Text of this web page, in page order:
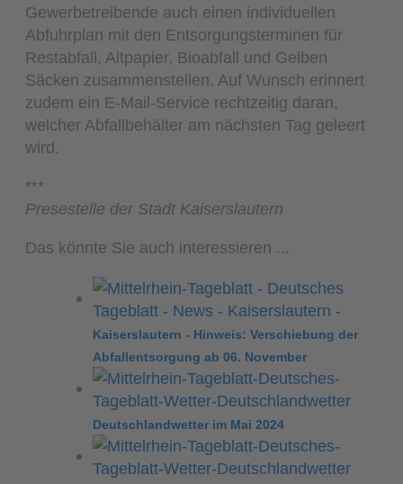
Gewerbetreibende auch einen individuellen
Abfuhrplan mit den Entsorgungsterminen für
Restabfall, Altpapier, Bioabfall und Gelben
Säcken zusammenstellen. Auf Wunsch erinnert
zudem ein E-Mail-Service rechtzeitig daran,
welcher Abfallbehälter am nächsten Tag geleert
wird.
***
Presestelle der Stadt Kaiserslautern
Das könnte Sie auch interessieren ...
Kaiserslautern - Hinweis: Verschiebung der
Abfallentsorgung ab 06. November
Deutschlandwetter im Mai 2024